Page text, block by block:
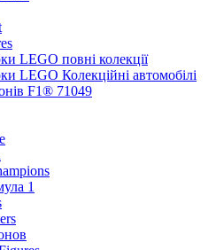
LEGO повні колекції
LEGO Колекційні автомобілі
F1® 71049
1